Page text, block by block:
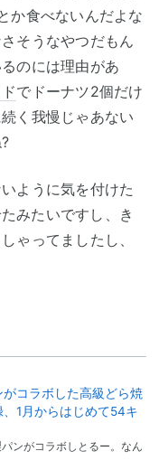
か食べないんだよな
そうなやつだもん
のには理由があ
でドーナツ2個だけ
く我慢じゃあない
ように気を付けた
みたいですし、き
ゃってましたし、
コラボした高級どら焼
1月からはじめて54キ
ンがコラボしとるー。なん